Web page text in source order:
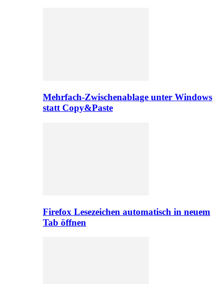
Mehrfach-Zwischenablage unter Windows
statt Copy&Paste
Firefox Lesezeichen automatisch in neuem
Tab öffnen